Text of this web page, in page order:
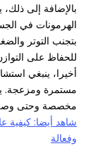
بالإضافة إلى
الهرمونات في
بتجنب التوتر
للحفاظ على
أخيرا، ينبغي
مستمرة ومزعجة.
مخصصة وحتى وصف
شاهد أيضا: كيفية
وفعالة